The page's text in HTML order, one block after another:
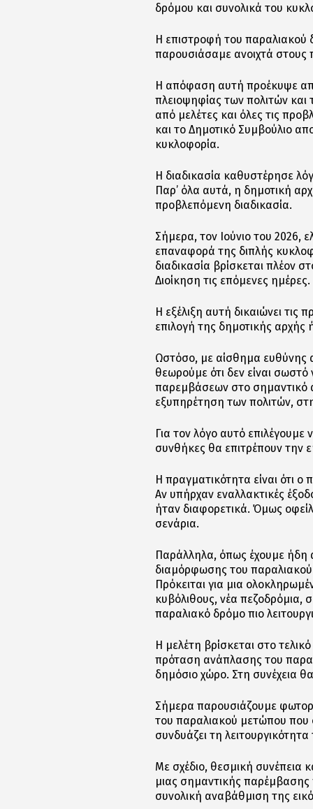
δρόμου και συνολικά του
Η επιστροφή του παραλιακού
παρουσιάσαμε ανοιχτά στους
Η απόφαση αυτή προέκυψε
πλειοψηφίας των πολιτών
από μελέτες και όλες τις
και το Δημοτικό Συμβούλιο
κυκλοφορία.
Η διαδικασία καθυστέρησε
Παρ’ όλα αυτά, η δημοτική
προβλεπόμενη διαδικασία.
Σήμερα, τον Ιούνιο του 2026,
επαναφορά της διπλής
διαδικασία βρίσκεται πλέον
Διοίκηση τις επόμενες ημέρες.
Η εξέλιξη αυτή δικαιώνει
επιλογή της δημοτικής
Ωστόσο, με αίσθημα ευθύνης
θεωρούμε ότι δεν είναι σωστό
παρεμβάσεων στο σημαντικό
εξυπηρέτηση των πολιτών,
Για τον λόγο αυτό
συνθήκες θα επιτρέπουν την
Η πραγματικότητα είναι ότι
Αν υπήρχαν εναλλακτικές
ήταν διαφορετικά. Όμως
σενάρια.
Παράλληλα, όπως έχουμε ήδη
διαμόρφωσης του παραλιακού
Πρόκειται για μια
κυβόλιθους, νέα πεζοδρόμια,
παραλιακό δρόμο πιο
Η μελέτη βρίσκεται στο
πρόταση ανάπλασης του
δημόσιο χώρο. Στη συνέχεια
Σήμερα παρουσιάζουμε
του παραλιακού μετώπου που
συνδυάζει τη
Με σχέδιο, θεσμική συνέπεια
μιας σημαντικής παρέμβασης
συνολική αναβάθμιση της